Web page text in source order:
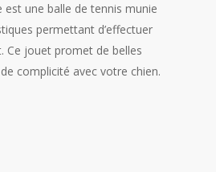
est une balle de tennis munie
permettant d’effectuer
Ce jouet promet de belles
complicité avec votre chien.